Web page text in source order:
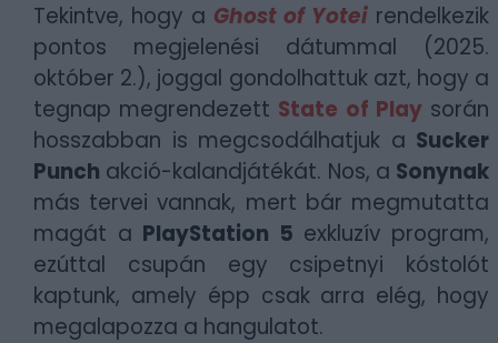
Tekintve, hogy a Ghost of Yotei rendelkezik
pontos megjelenési dátummal (2025.
október 2.), joggal gondolhattuk azt, hogy a
tegnap megrendezett State of Playsorán
hosszabban is megcsodálhatjuk a Sucker
Punch akció-kalandjátékát. Nos, a Sonynak
más tervei vannak, mert bár megmutatta
magát a PlayStation 5 exkluzív program,
ezúttal csupán egy csipetnyi kóstolót
kaptunk, amely épp csak arra elég, hogy
megalapozza a hangulatot.